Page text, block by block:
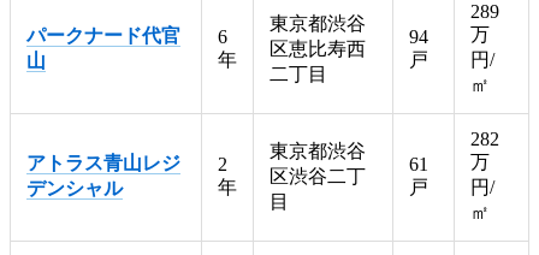
パークナード代官
山
6
年
東京都渋谷
区恵比寿西
二丁目
94
戸
289
万
円/
㎡
アトラス青山レジ
デンシャル
2
年
東京都渋谷
区渋谷二丁
目
61
戸
282
万
円/
㎡